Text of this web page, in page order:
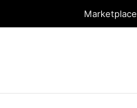
Marketplace